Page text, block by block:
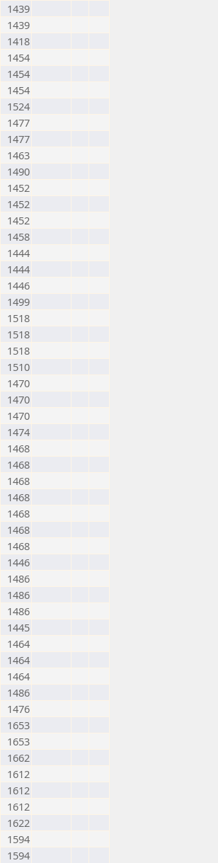
1439
1439
1418
1454
1454
1454
1524
1477
1477
1463
1490
1452
1452
1452
1458
1444
1444
1446
1499
1518
1518
1518
1510
1470
1470
1470
1474
1468
1468
1468
1468
1468
1468
1468
1446
1486
1486
1486
1445
1464
1464
1464
1486
1476
1653
1653
1662
1612
1612
1612
1622
1594
1594